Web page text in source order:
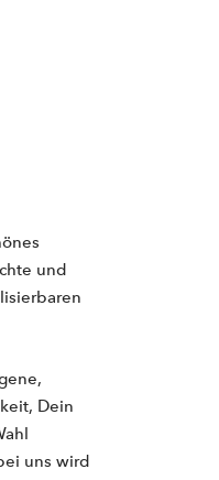
und
Dein
uns wird